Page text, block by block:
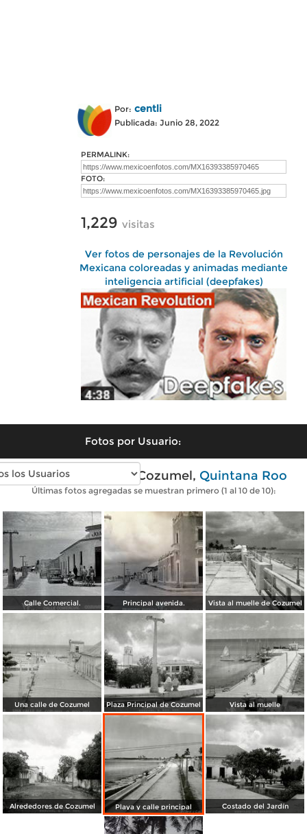
Por: centli
Publicada: Junio 28, 2022
PERMALINK:
FOTO:
1,229 visitas
Ver fotos de personajes de la Revolución
Mexicana coloreadas y animadas mediante
inteligencia artificial (deepfakes)
Fotos por Usuario:
Fotos antiguas de Cozumel, Quintana Roo
Últimas fotos agregadas se muestran primero (1 al 10 de 10):
Calle Comercial. Principal avenida. Vista al muelle de Cozumel
Una calle de Cozumel Plaza Principal de Cozumel Vista al muelle
Alrededores de Cozumel Playa y calle principal Costado del Jardín